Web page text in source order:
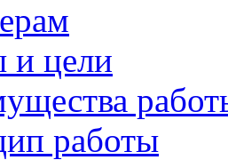
и цели
работы